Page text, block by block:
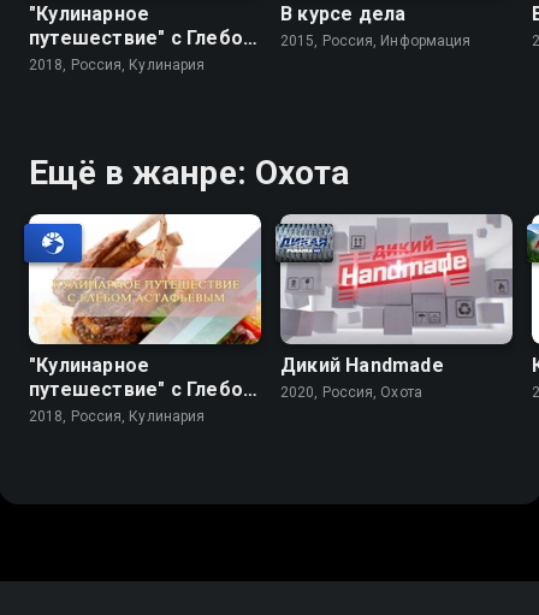
"Кулинарное
путешествие" с Глебом
Астафьевым
2018, Россия, Кулинария
В курсе дела
2015, Россия, Информация
Ещё в жанре: Охота
"Кулинарное
путешествие" с Глебом
Астафьевым
2018, Россия, Кулинария
Дикий Handmade
2020, Россия, Охота